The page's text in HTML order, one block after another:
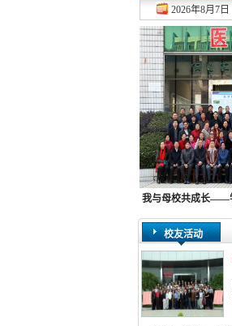
2026年8月7
我与母校共成长——
校友活动